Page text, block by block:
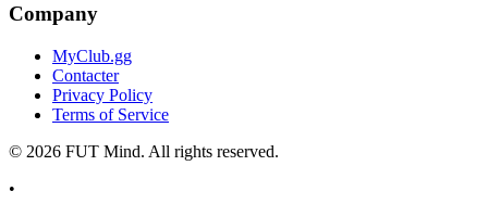
Company
MyClub.gg
Contacter
Privacy Policy
Terms of Service
© 2026 FUT Mind. All rights reserved.
•